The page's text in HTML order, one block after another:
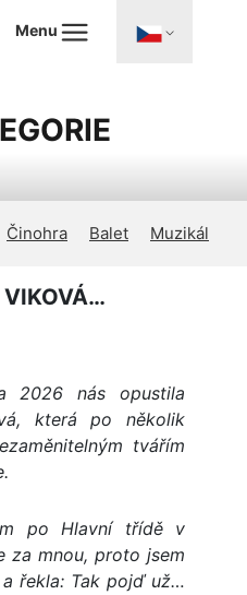
Menu
Činohra Balet Muzikál
VIKOVÁ…
2026 nás opustila
která po několik
tvářím
po Hlavní třídě v
za mnou, proto jsem
řekla: Tak pojď už…